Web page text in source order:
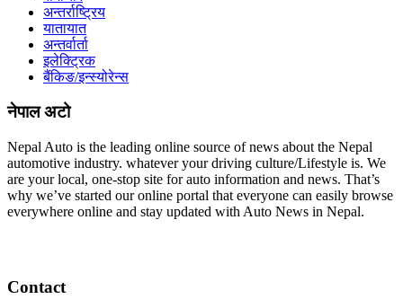
अन्तर्राष्ट्रिय
यातायात
अन्तर्वार्ता
इलेक्ट्रिक
बैंकिङ/इन्स्योरेन्स
नेपाल अटो
Nepal Auto is the leading online source of news about the Nepal
automotive industry. whatever your driving culture/Lifestyle is. We
are your local, one-stop site for auto information and news. That’s
why we’ve started our online portal that everyone can easily browse
everywhere online and stay updated with Auto News in Nepal.
Contact